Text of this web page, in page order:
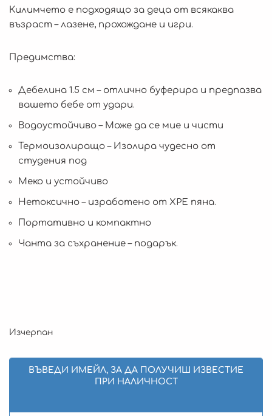
Килимчето е подходящо за деца от всякаква
възраст – лазене, прохождане и игри.
Предимства:
Дебелина 1.5 см – отлично буферира и предпазва
вашето бебе от удари.
Водоустойчиво – Може да се мие и чисти
Термоизолиращо – Изолира чудесно от
студения под
Меко и устойчиво
Нетоксично – изработено от XPE пяна.
Портативно и компактно
Чанта за съхранение – подарък.
Изчерпан
ВЪВЕДИ ИМЕЙЛ, ЗА ДА ПОЛУЧИШ ИЗВЕСТИЕ
ПРИ НАЛИЧНОСТ